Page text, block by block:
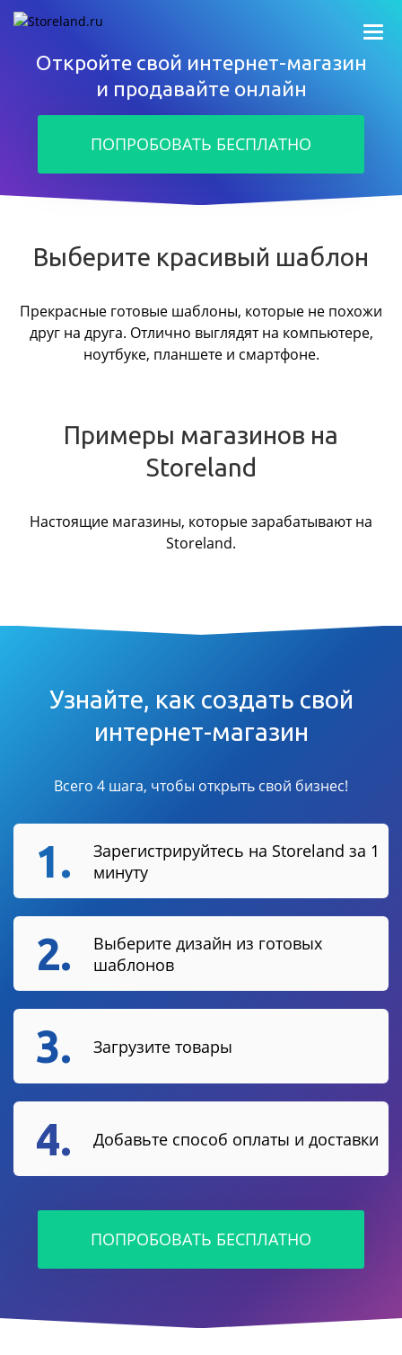
Откройте свой интернет-магазин
и продавайте онлайн
ПОПРОБОВАТЬ БЕСПЛАТНО
Выберите красивый шаблон
Прекрасные готовые шаблоны, которые не похожи
друг на друга. Отлично выглядят на компьютере,
ноутбуке, планшете и смартфоне.
Примеры магазинов на
Storeland
Настоящие магазины, которые зарабатывают на
Storeland.
Узнайте, как создать свой
интернет-магазин
Всего 4 шага, чтобы открыть свой бизнес!
1.
Зарегистрируйтесь на Storeland за 1
минуту
2.
Выберите дизайн из готовых
шаблонов
3. Загрузите товары
4. Добавьте способ оплаты и доставки
ПОПРОБОВАТЬ БЕСПЛАТНО